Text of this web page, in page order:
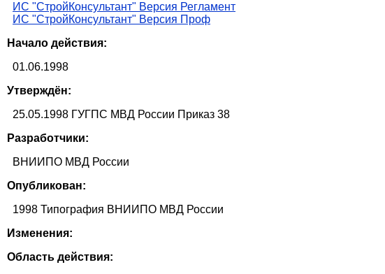
ИС "СтройКонсультант" Версия Регламент
ИС "СтройКонсультант" Версия Проф
Начало действия:
01.06.1998
Утверждён:
25.05.1998 ГУГПС МВД России Приказ 38
Разработчики:
ВНИИПО МВД России
Опубликован:
1998 Типография ВНИИПО МВД России
Изменения:
Область действия: